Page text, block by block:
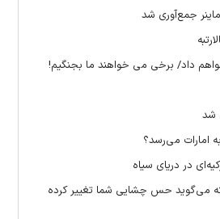
داد/ برخی می خواهند ما بجنگیم!
شد
امارات می‌رسد؟
در دریای سیاه
می‌گوید حس چشایی شما تغییر کرده